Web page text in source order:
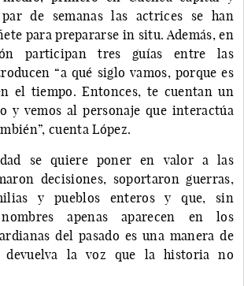
de semanas las actrices se han
para prepararse in situ. Además, en
participan tres guías entre las
“a qué siglo vamos, porque es
el tiempo. Entonces, te cuentan un
y vemos al personaje que interactúa
cuenta López.
se quiere poner en valor a las
decisiones, soportaron guerras,
y pueblos enteros y que, sin
apenas aparecen en los
del pasado es una manera de
devuelva la voz que la historia no